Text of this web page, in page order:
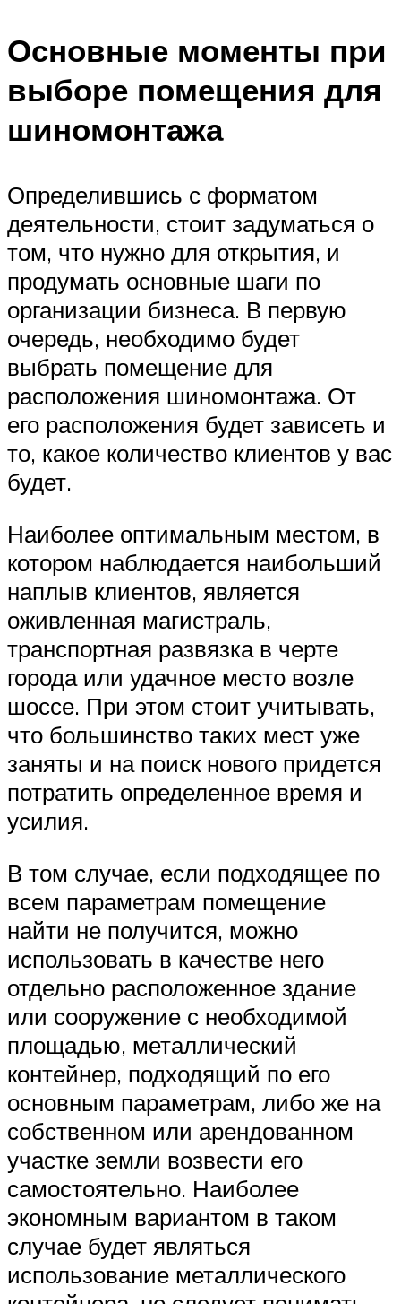
Основные моменты при
выборе помещения для
шиномонтажа
Определившись с форматом
деятельности, стоит задуматься о
том, что нужно для открытия, и
продумать основные шаги по
организации бизнеса. В первую
очередь, необходимо будет
выбрать помещение для
расположения шиномонтажа. От
его расположения будет зависеть и
то, какое количество клиентов у вас
будет.
Наиболее оптимальным местом, в
котором наблюдается наибольший
наплыв клиентов, является
оживленная магистраль,
транспортная развязка в черте
города или удачное место возле
шоссе. При этом стоит учитывать,
что большинство таких мест уже
заняты и на поиск нового придется
потратить определенное время и
усилия.
В том случае, если подходящее по
всем параметрам помещение
найти не получится, можно
использовать в качестве него
отдельно расположенное здание
или сооружение с необходимой
площадью, металлический
контейнер, подходящий по его
основным параметрам, либо же на
собственном или арендованном
участке земли возвести его
самостоятельно. Наиболее
экономным вариантом в таком
случае будет являться
использование металлического